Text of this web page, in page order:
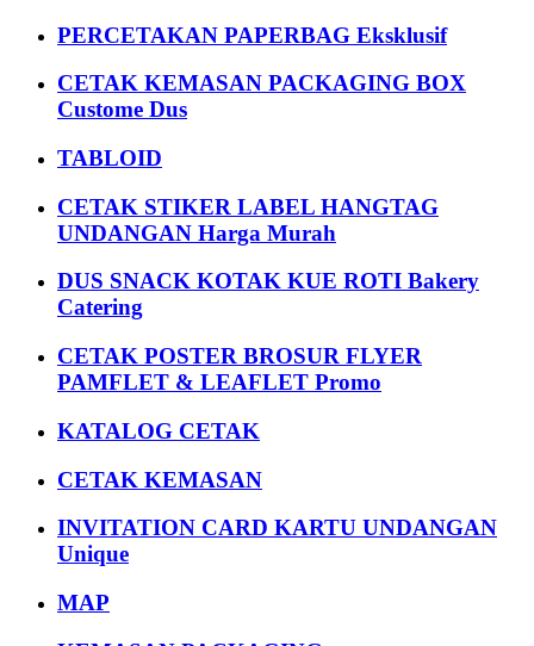
PERCETAKAN PAPERBAG Eksklusif
CETAK KEMASAN PACKAGING BOX
Custome Dus
TABLOID
CETAK STIKER LABEL HANGTAG
UNDANGAN Harga Murah
DUS SNACK KOTAK KUE ROTI Bakery
Catering
CETAK POSTER BROSUR FLYER
PAMFLET & LEAFLET Promo
KATALOG CETAK
CETAK KEMASAN
INVITATION CARD KARTU UNDANGAN
Unique
MAP